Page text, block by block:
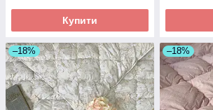
Купити
–18% –18%